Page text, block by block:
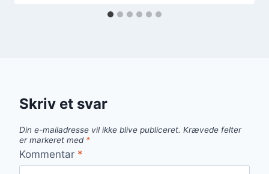
Skriv et svar
Din e-mailadresse vil ikke blive publiceret. Krævede felter
er markeret med *
Kommentar *